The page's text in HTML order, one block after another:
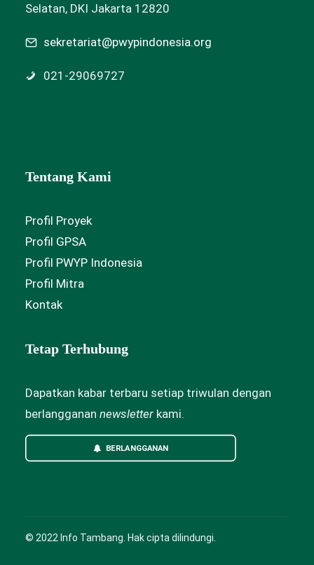
Selatan, DKI Jakarta 12820
sekretariat@pwypindonesia.org
021-29069727
Tentang Kami
Profil Proyek
Profil GPSA
Profil PWYP Indonesia
Profil Mitra
Kontak
Tetap Terhubung
Dapatkan kabar terbaru setiap triwulan dengan
berlangganan newsletter kami.
BERLANGGANAN
© 2022 Info Tambang. Hak cipta dilindungi.